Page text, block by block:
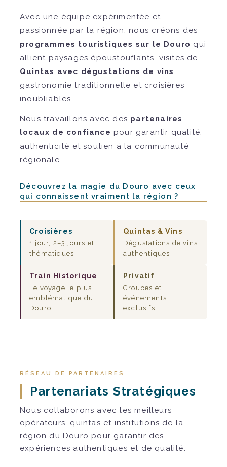
Avec une équipe expérimentée et
passionnée par la région, nous créons des
programmes touristiques sur le Douro qui
allient paysages époustouflants, visites de
Quintas avec dégustations de vins ,
gastronomie traditionnelle et croisières
inoubliables.
Nous travaillons avec des partenaires
locaux de confiance pour garantir qualité,
authenticité et soutien à la communauté
régionale.
Découvrez la magie du Douro avec ceux
qui connaissent vraiment la région ?
Croisières
1 jour, 2–3 jours et
thématiques
Quintas & Vins
Dégustations de vins
authentiques
Train Historique
Le voyage le plus
emblématique du
Douro
Privatif
Groupes et
événements
exclusifs
RÉSEAU DE PARTENAIRES
Partenariats Stratégiques
Nous collaborons avec les meilleurs
opérateurs, quintas et institutions de la
région du Douro pour garantir des
expériences authentiques et de qualité.